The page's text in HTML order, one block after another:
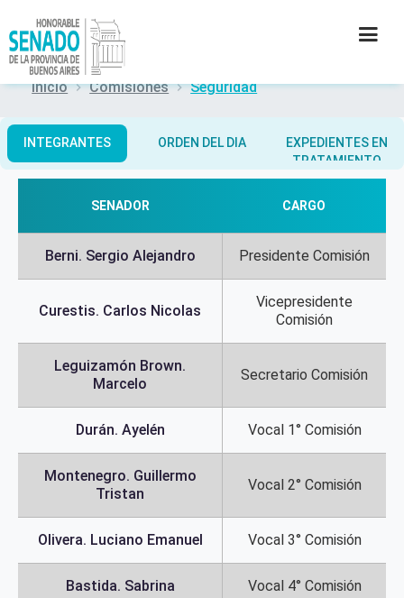
CULTURA
CONTACTO
Inicio Comisiones Seguridad
INTEGRANTES ORDEN DEL DIA
EXPEDIENTES EN
TRATAMIENTO
SENADOR CARGO
Berni. Sergio Alejandro Presidente Comisión
Curestis. Carlos Nicolas
Vicepresidente
Comisión
Leguizamón Brown.
Marcelo
Secretario Comisión
Durán. Ayelén Vocal 1° Comisión
Montenegro. Guillermo
Tristan
Vocal 2° Comisión
Olivera. Luciano Emanuel Vocal 3° Comisión
Bastida. Sabrina Vocal 4° Comisión